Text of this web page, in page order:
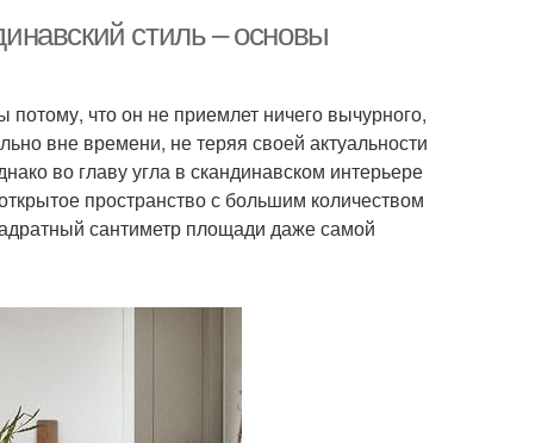
стиль – основы
что он не приемлет ничего вычурного,
вне времени, не теряя своей актуальности
во главу угла в скандинавском интерьере
пространство с большим количеством
сантиметр площади даже самой